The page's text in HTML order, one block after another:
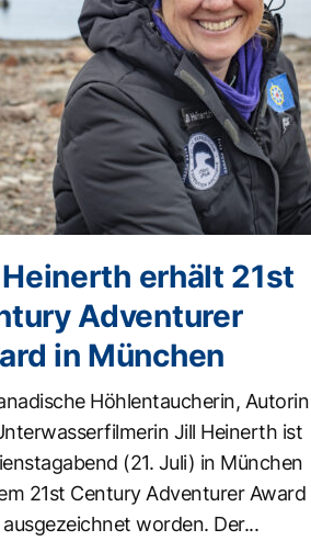
erhält 21st
Adventurer
in München
Höhlentaucherin, Autorin
Jill Heinerth ist
(21. Juli) in München
21st Century Adventurer Award
worden. Der...